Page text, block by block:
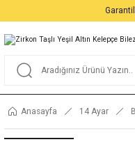
Anasayfa 14 Ayar